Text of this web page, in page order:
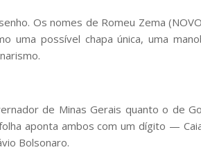
Os nomes de Romeu Zema
uma possível chapa única, uma
de Minas Gerais quanto o de
aponta ambos com um dígito —
Bolsonaro.